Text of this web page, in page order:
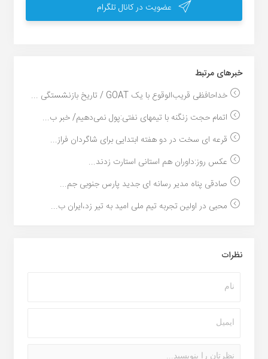
عضویت در کانال تلگرام
خبر‌های مرتبط
خداحافظی قریب‌الوقوع با یک GOAT / تاریخ بازنشستگی ...
اتمام حجت زنگنه با تیمهای نفتی:پول نمی‌دهیم/ خبر ب...
قرعه ای سخت در دو هفته ابتدایی برای شاگردان فراز...
عکس روز:داوران هم استانی استارت زدند...
صادقی پناه مدیر رسانه ای جدید پارس جنوبی جم...
محبی در اولین تجربه تیم ملی امید به تیر زد،ایران ب...
نظرات